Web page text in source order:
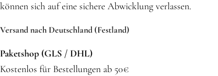
können sich auf eine sichere Abwicklung verlassen.
Versand nach Deutschland (Festland)
Paketshop (GLS / DHL)
Kostenlos für Bestellungen ab 50€